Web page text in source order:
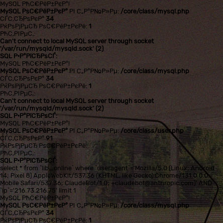
MySQL РћС€РёР±РєР°!
MySQL РѕС€РёР±РєР° РІ С„Р°Р№Р»Рµ: /core/class/mysql.php
СЃС‚СЂРѕРєР° 34
РќРѕРјРµСЂ РѕС€РёР±РєРё: 1
РћС‚РІРµС‚:
Can't connect to local MySQL server through socket
'/var/run/mysqld/mysqld.sock' (2)
SQL Р·Р°РїСЂРѕСЃ:
MySQL РћС€РёР±РєР°!
MySQL РѕС€РёР±РєР° РІ С„Р°Р№Р»Рµ: /core/class/mysql.php
СЃС‚СЂРѕРєР° 34
РќРѕРјРµСЂ РѕС€РёР±РєРё: 1
РћС‚РІРµС‚:
Can't connect to local MySQL server through socket
'/var/run/mysqld/mysqld.sock' (2)
SQL Р·Р°РїСЂРѕСЃ:
MySQL РћС€РёР±РєР°!
MySQL РѕС€РёР±РєР° РІ С„Р°Р№Р»Рµ: /core/class/user.php
СЃС‚СЂРѕРєР° 91
РќРѕРјРµСЂ РѕС€РёР±РєРё:
РћС‚РІРµС‚:
SQL Р·Р°РїСЂРѕСЃ:
select * from `lib_online` where `useragent`='Mozilla/5.0 (Linux; Android
14; Pixel 8) AppleWebKit/537.36 (KHTML, like Gecko) Chrome/131.0.0.0
Mobile Safari/537.36; ClaudeBot/1.0; +claudebot@anthropic.com)' AND
`ip`='216.73.216.75' limit 1
MySQL РћС€РёР±РєР°!
MySQL РѕС€РёР±РєР° РІ С„Р°Р№Р»Рµ:/core/class/mysql.php
СЃС‚СЂРѕРєР°34
РќРѕРјРµСЂ РѕС€РёР±РєРё: 1